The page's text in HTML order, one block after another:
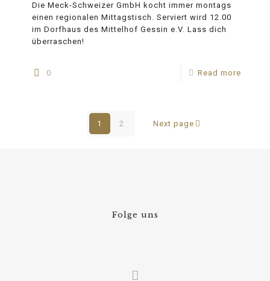
Die Meck-Schweizer GmbH kocht immer montags
einen regionalen Mittagstisch. Serviert wird 12.00
im Dorfhaus des Mittelhof Gessin e.V. Lass dich
überraschen!
0 Read more
1 2 Next page
Folge uns